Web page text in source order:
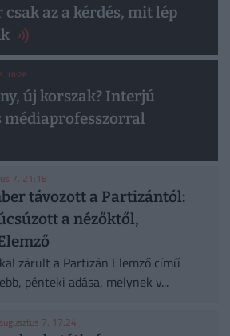
csak az a kérdés, mit lép
18:28
új korszak? Interjú
médiaprofesszorral
7. 21:18
távozott a Partizántól:
a nézőktől,
zárult a Partizán Elemző című
pénteki adása, melynek v...
7. 17:24